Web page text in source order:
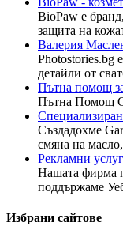
BioPaw е
защита на
Валерия
Photostories.bg
детайли от
Пътна помощ
Пътна Помощ
Създадохме
смяна на
Рекламни
Нашата фирма
поддържаме
Избрани сайтове